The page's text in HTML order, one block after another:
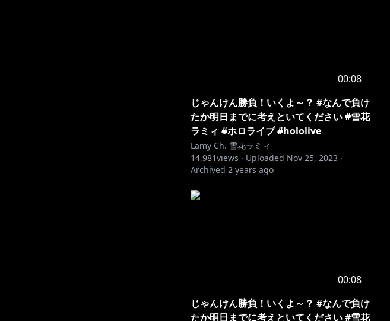
00:08
じゃんけん勝負！いくよ～？ #なんで負け
たか明日までに考えといてください #雪花
ラミィ #ホロライブ #hololive
Lamy Ch. 雪花ラミィ
14,981views · Uploaded Nov 25, 2023 ·
Archived 2 years ago
00:08
じゃんけん勝負！いくよ～？ #なんで負け
たか明日までに考えといてください #雪花